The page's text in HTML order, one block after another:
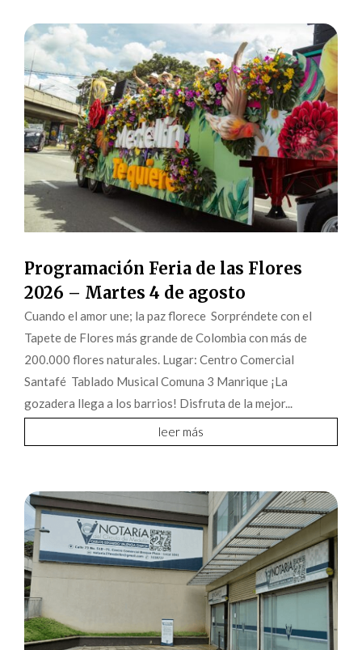
Programación Feria de las Flores
2026 – Martes 4 de agosto
Cuando el amor une; la paz florece Sorpréndete con el
Tapete de Flores más grande de Colombia con más de
200.000 flores naturales. Lugar: Centro Comercial
Santafé Tablado Musical Comuna 3 Manrique ¡La
gozadera llega a los barrios! Disfruta de la mejor...
leer más